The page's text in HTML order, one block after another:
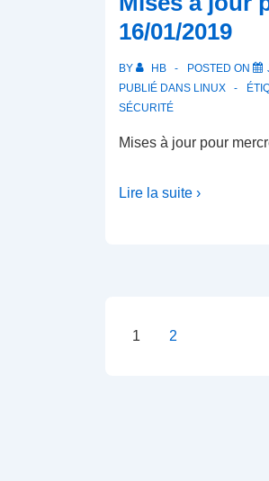
16/01/2019
BY HB POSTED ON
PUBLIÉ DANS LINUX
SÉCURITÉ
Mises à jour pour
Lire la suite ›
Pagination
1 2